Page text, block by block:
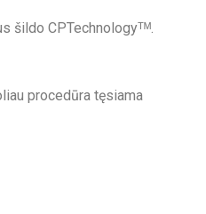
šildo CPTechnologyᵀᴹ.
procedūra tęsiama